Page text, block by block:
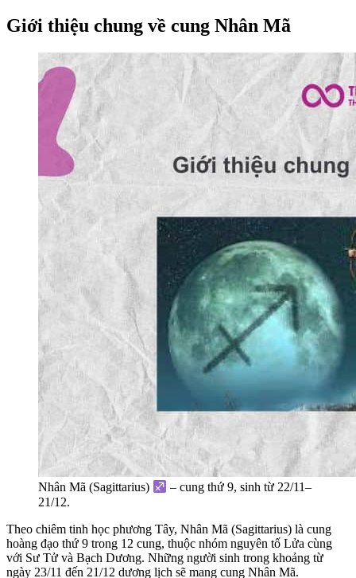
Giới thiệu chung về cung Nhân Mã
Nhân Mã (Sagittarius)
– cung thứ 9, sinh từ 22/11–
21/12.
Theo chiêm tinh học phương Tây, Nhân Mã (Sagittarius) là cung
hoàng đạo thứ 9 trong 12 cung, thuộc nhóm nguyên tố Lửa cùng
với Sư Tử và Bạch Dương. Những người sinh trong khoảng từ
ngày 23/11 đến 21/12 dương lịch sẽ mang cung Nhân Mã.